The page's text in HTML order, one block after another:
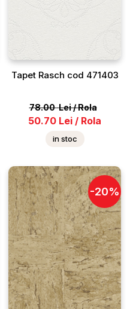
Tapet Rasch cod 471403
78.00 Lei/Rola
50.70 Lei / Rola
in stoc
-20%